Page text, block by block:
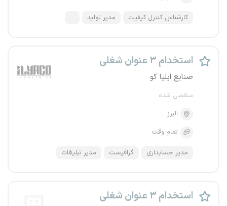
کارشناس کنترل کیفیت مدیر تولید ...
استخدام ۳ عنوان شغلی
صنایع ایلیا کو
منقضی شده
البرز
تمام وقت
مدیر حسابداری گرافیست مدیر تبلیغات
استخدام ۳ عنوان شغلی